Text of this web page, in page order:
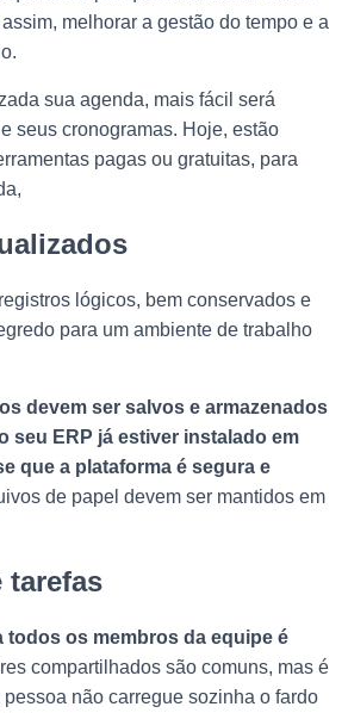
melhorar a gestão do tempo e a
sua agenda, mais fácil será
seus cronogramas. Hoje, estão
pagas ou gratuitas, para
lógicos, bem conservados e
para um ambiente de trabalho
devem ser salvos e armazenados
seu ERP já estiver instalado em
que a plataforma é segura e
de papel devem ser mantidos em
tarefas
todos os membros da equipe é
compartilhados são comuns, mas é
não carregue sozinha o fardo